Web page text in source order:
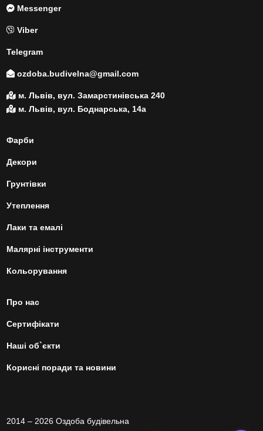
Messenger
Viber
Telegram
ozdoba.budivelna@gmail.com
м. Львів, вул. Замарстинівська 240
м. Львів, вул. Боднарська, 14а
Фарби
Декори
Грунтівки
Утеплення
Лаки та емалі
Малярні інструменти
Кольорування
Про нас
Сертифікати
Наші об`єкти
Корисні поради та новини
2014 – 2026 Оздоба будівельна